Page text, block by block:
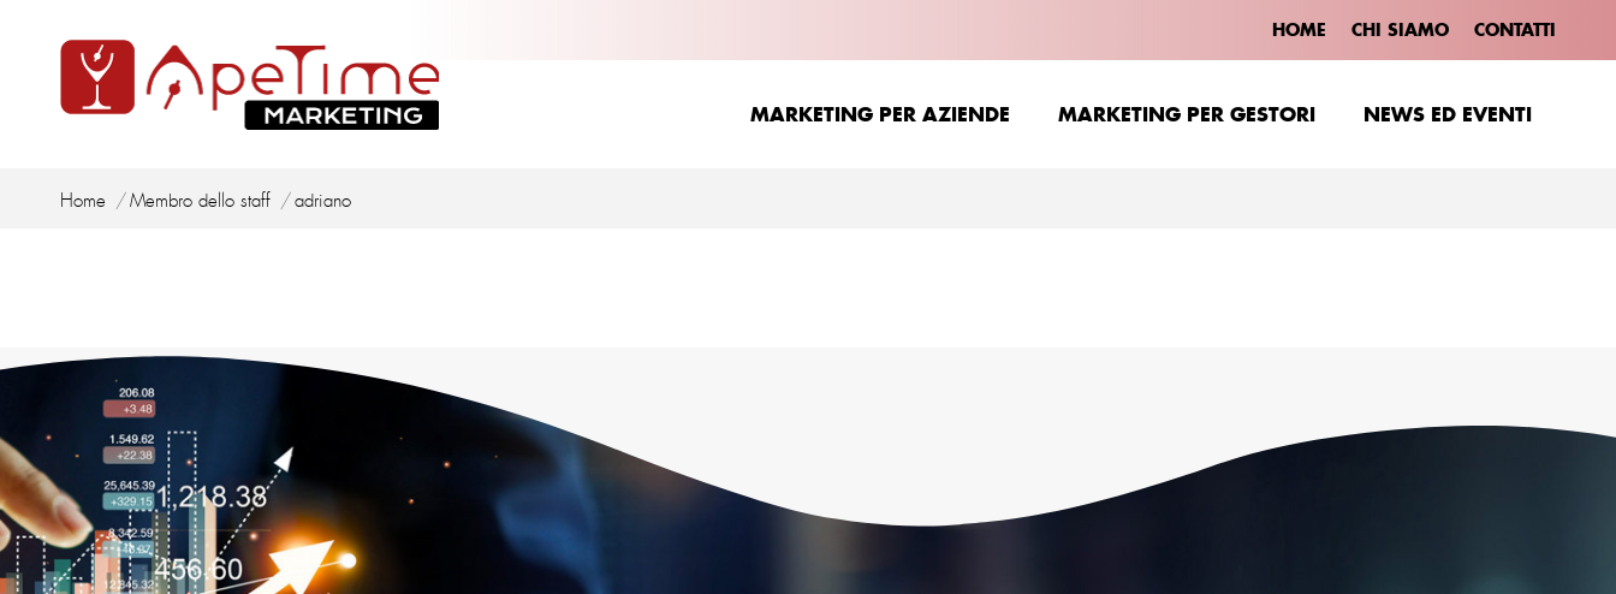
HOME CHI SIAMO CONTATTI
MARKETING PER AZIENDE MARKETING PER GESTORI NEWS ED EVENTI
Tu sei qui:
Home Membro dello staff adriano
MARKETING PER AZIENDE MARKETING PER GESTORI NEWS ED EVENTI